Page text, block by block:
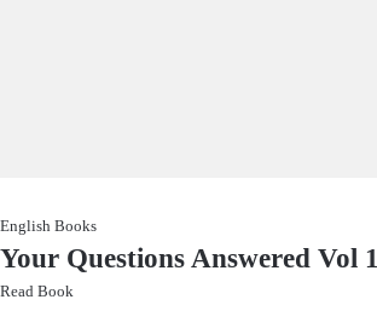
English Books
Your Questions Answered Vol 1
Read Book